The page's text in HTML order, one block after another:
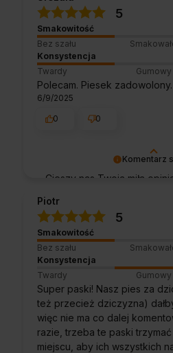
Doceniamy czas i wysiłek
podzielenie się z nami
doświadczeniami. Do
Komentarz
Cieszy nas Twoja miła
klientów jak Ty. Z
sklepu.
5
Smakowitość
Bez szału
Konsystencja
Twardy
Gumowy
Polecam. Piesek zadowolony.
6/9/2025
0
0
Piotr
5
Smakowitość
Bez szału
Konsystencja
Twardy
Gumowy
Super paski! Nasz pies za
też przecież dziczyzna)
więc nie ma co dalej
razie, trzeba te paski
miejscu, aby ich wszystkich